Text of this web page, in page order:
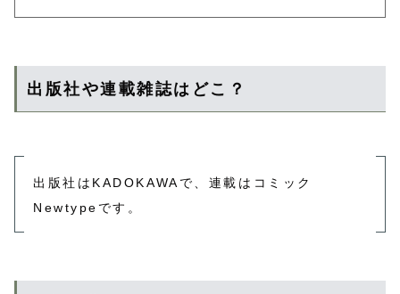
出版社や連載雑誌はどこ？
出版社はKADOKAWAで、連載はコミック
Newtypeです。